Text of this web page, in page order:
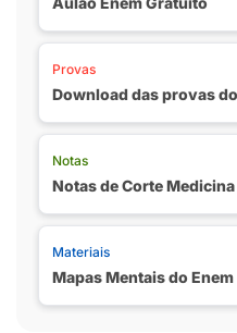
Provas
Download das provas
Notas
Notas de Corte Medicina
Materiais
Mapas Mentais do Enem